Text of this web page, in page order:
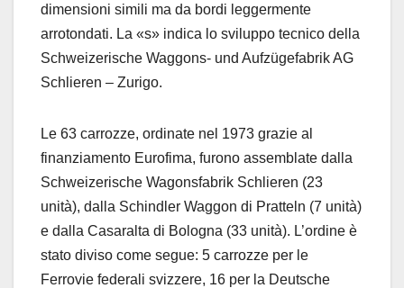
dimensioni simili ma da bordi leggermente
arrotondati. La «s» indica lo sviluppo tecnico della
Schweizerische Waggons- und Aufzügefabrik AG
Schlieren – Zurigo.
Le 63 carrozze, ordinate nel 1973 grazie al
finanziamento Eurofima, furono assemblate dalla
Schweizerische Wagonsfabrik Schlieren (23
unità), dalla Schindler Waggon di Pratteln (7 unità)
e dalla Casaralta di Bologna (33 unità). L’ordine è
stato diviso come segue: 5 carrozze per le
Ferrovie federali svizzere, 16 per la Deutsche